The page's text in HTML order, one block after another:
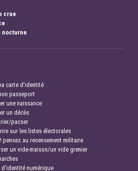
crue
nocturne
carte d'identité
passeport
une naissance
un décès
pacser
sur les listes électorales
pensez au recensement militaire
un vide-maison/un vide grenier
numérique